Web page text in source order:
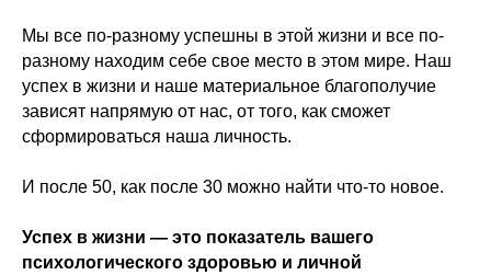
Мы все по-разному успешны в этой жизни и все по-
разному находим себе свое место в этом мире. Наш
успех в жизни и наше материальное благополучие
зависят напрямую от нас, от того, как сможет
сформироваться наша личность.
И после 50, как после 30 можно найти что-то новое.
Успех в жизни — это показатель вашего
психологического здоровью и личной